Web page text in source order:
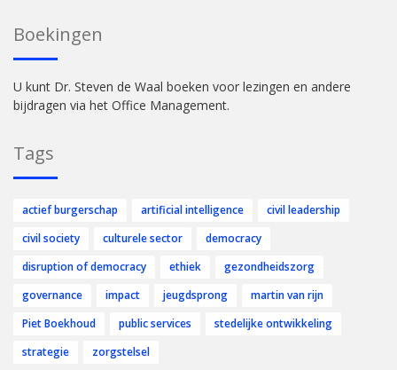
Boekingen
U kunt Dr. Steven de Waal boeken voor lezingen en andere
bijdragen via het Office Management.
Tags
actief burgerschap artificial intelligence
civil leadership
civil society
culturele sector
democracy
disruption of democracy
ethiek
gezondheidszorg
governance
impact jeugdsprong
martin van rijn
Piet Boekhoud
public services
stedelijke ontwikkeling
strategie
zorgstelsel